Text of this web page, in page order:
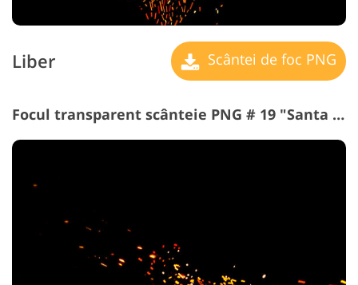
Liber Scântei de foc PNG
Focul transparent scânteie PNG # 19 "Santa Sleigh"